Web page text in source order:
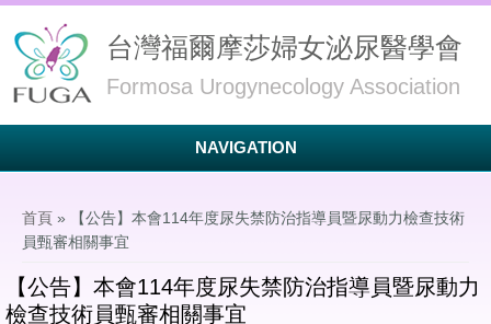
台灣福爾摩莎婦女泌尿醫學會
Formosa Urogynecology Association
NAVIGATION
首頁 » 【公告】本會114年度尿失禁防治指導員暨尿動力檢查技術
員甄審相關事宜
【公告】本會114年度尿失禁防治指導員暨尿動力
檢查技術員甄審相關事宜